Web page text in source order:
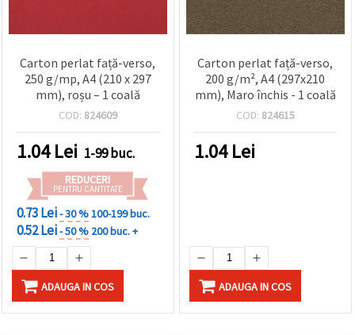
Carton perlat față-verso,
250 g/mp, A4 (210 x 297
mm), roșu – 1 coală
COD: 824609
1.04Lei 1-99 buc.
REDUCERI
PENTRU CANTITATE
0.73 Lei- 30 %100-199 buc.
0.52 Lei- 50 % 200 buc. +
ADAUGA IN COS
Carton perlat față-verso,
200 g/m², A4 (297x210
mm), Maro închis - 1 coală
COD: 824615
1.04Lei
ADAUGA IN COS